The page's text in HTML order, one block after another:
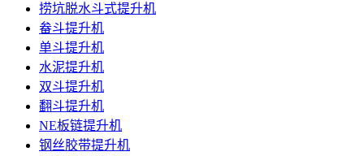
捞坑脱水斗式提升机
畚斗提升机
单斗提升机
水泥提升机
双斗提升机
翻斗提升机
NE板链提升机
钢丝胶带提升机